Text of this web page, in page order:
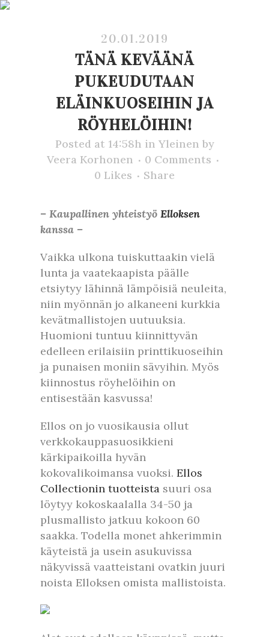
20.01.2019
TÄNÄ KEVÄÄNÄ
PUKEUDUTAAN
ELÄINKUOSEIHIN JA
RÖYHELÖIHIN!
Posted at 14:58h in Yleinen by
Veera Korhonen
0 Comments
0 Likes Share
– Kaupallinen yhteistyö Elloksen
kanssa –
Vaikka ulkona tuiskuttaakin vielä
lunta ja vaatekaapista päälle
etsiytyy lähinnä lämpöisiä neuleita,
niin myönnän jo alkaneeni kurkkia
kevätmallistojen uutuuksia.
Huomioni tuntuu kiinnittyvän
edelleen erilaisiin printtikuoseihin
ja punaisen moniin sävyihin. Myös
kiinnostus röyhelöihin on
entisestään kasvussa!
Ellos on jo vuosikausia ollut
verkkokauppasuosikkieni
kärkipaikoilla hyvän
kokovalikoimansa vuoksi. Ellos
Collectionin tuotteista suuri osa
löytyy kokoskaalalla 34-50 ja
plusmallisto jatkuu kokoon 60
saakka. Todella monet ahkerimmin
käyteistä ja usein asukuvissa
näkyvissä vaatteistani ovatkin juuri
noista Elloksen omista mallistoista.